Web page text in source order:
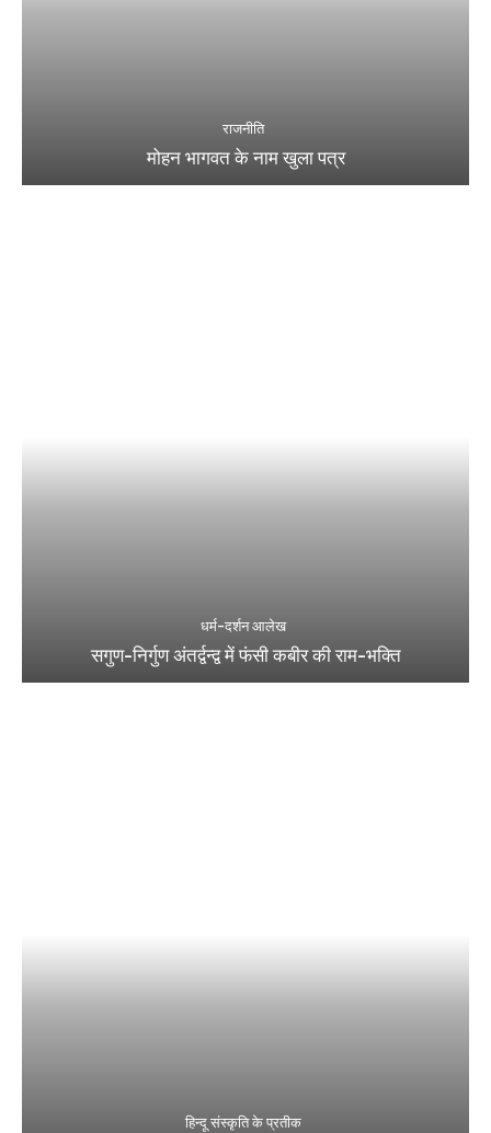
राजनीति
मोहन भागवत के नाम खुला पत्र
धर्म-दर्शन आलेख
सगुण-निर्गुण अंतर्द्वन्द्व में फंसी कबीर की राम-भक्ति
हिन्दू संस्कृति के प्रतीक